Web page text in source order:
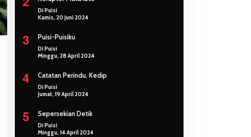
Di Puisi
Kamis, 20 Juni 2024
3 Puisi-Puisiku
Di Puisi
Minggu, 28 April 2024
4 Catatan Perindu, Kedip
Di Puisi
Jumat, 19 April 2024
5 Sepersekian Detik
Di Puisi
Minggu, 14 April 2024